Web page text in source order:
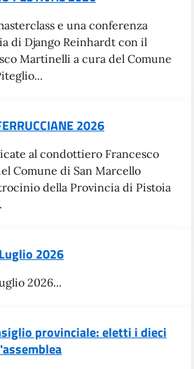
e una conferenza
di Django Reinhardt con il
Martinelli a cura del Comune
2026
al condottiero Francesco
Comune di San Marcello
della Provincia di Pistoia
2026
2026...
provinciale: eletti i dieci